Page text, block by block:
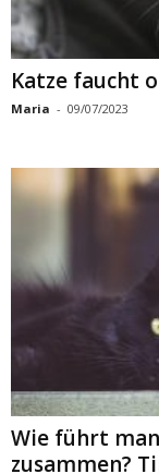
Katze faucht
Maria - 09/07/2023
Wie führt
zusammen?